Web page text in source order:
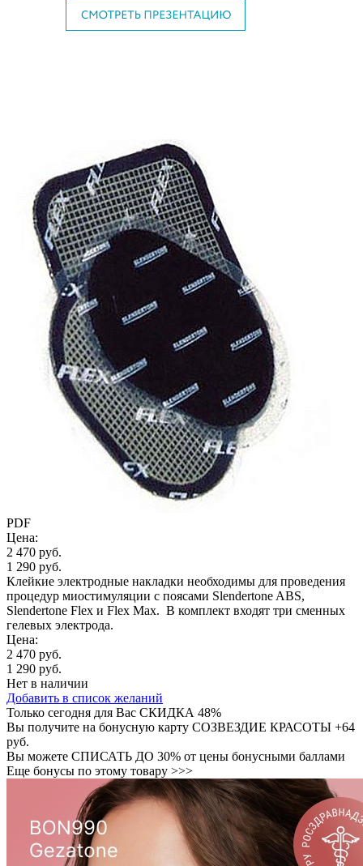
PDF
Цена:
2 470 руб.
1 290 руб.
Клейкие электродные накладки необходимы для проведения
процедур миостимуляции с поясами Slendertone ABS,
Slendertone Flex и Flex Max. В комплект входят три сменных
гелевых электрода.
Цена:
2 470 руб.
1 290 руб.
Нет в наличии
Добавить в список желаний
Только сегодня для Вас СКИДКА 48%
Вы получите на бонусную карту СОЗВЕЗДИЕ КРАСОТЫ +64
руб.
Вы можете СПИСАТЬ ДО 30% от цены бонусными баллами
Еще бонусы по этому товару >>>